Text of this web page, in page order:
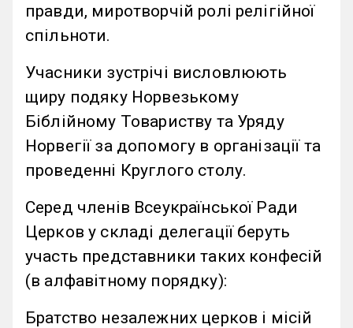
правди, миротворчій ролі релігійної
спільноти.
Учасники зустрічі висловлюють
щиру подяку Норвезькому
Біблійному Товариству та Уряду
Норвегії за допомогу в організації та
проведенні Круглого столу.
Серед членів Всеукраїнської Ради
Церков у складі делегації беруть
участь представники таких конфесій
(в алфавітному порядку):
Братство незалежних церков і місій